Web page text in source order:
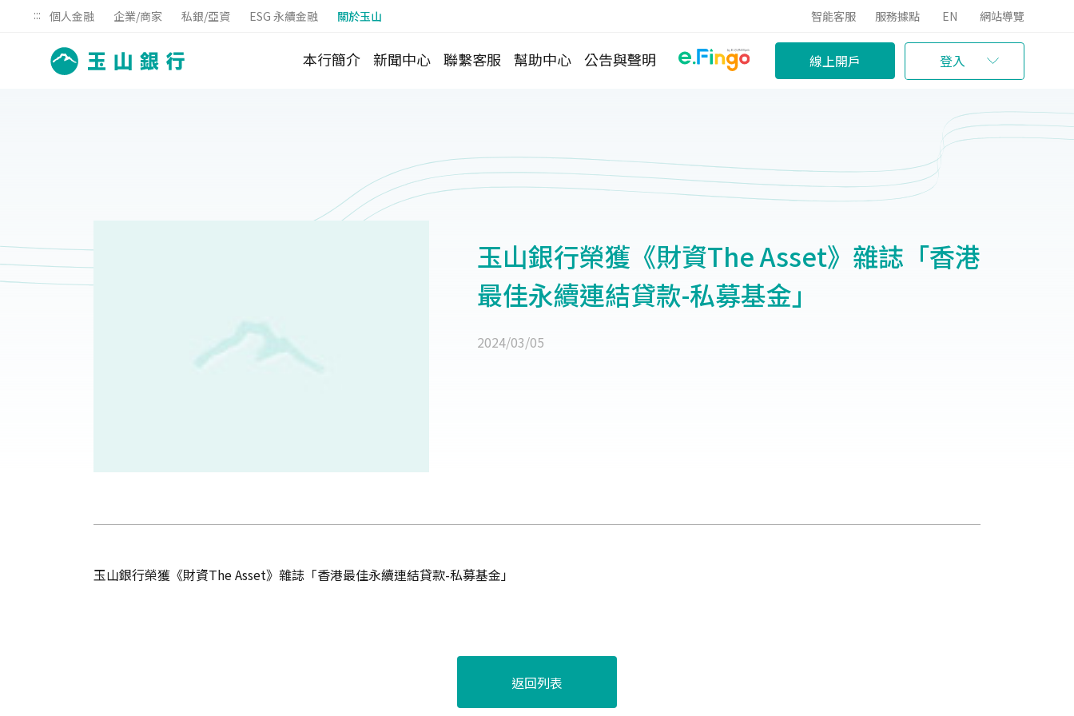
::: 個人金融 企業/商家 私銀/亞資 ESG 永續金融 關於玉山 智能客服 服務據點 EN 網站導覽
本行簡介 新聞中心 聯繫客服 幫助中心 公告與聲明 線上開戶 登入
玉山銀行榮獲《財資The Asset》雜誌「香港
最佳永續連結貸款-私募基金」
2024/03/05
玉山銀行榮獲《財資The Asset》雜誌「香港最佳永續連結貸款-私募基金」
返回列表